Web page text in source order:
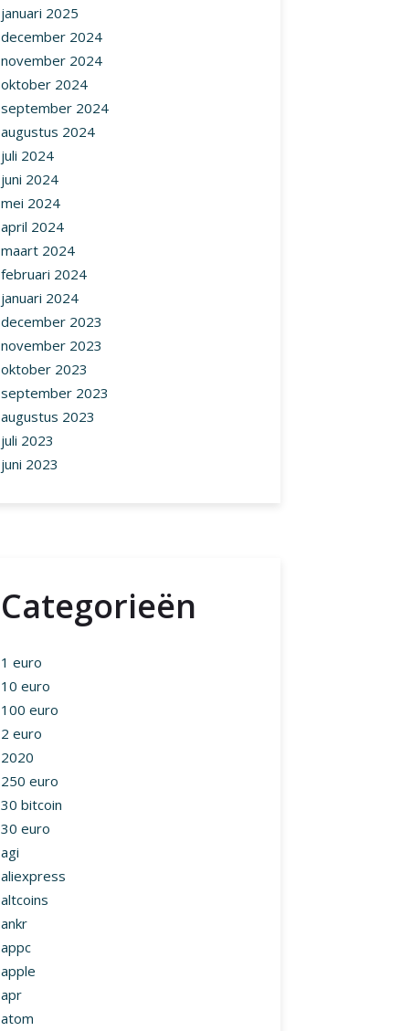
januari 2025
december 2024
november 2024
oktober 2024
september 2024
augustus 2024
juli 2024
juni 2024
mei 2024
april 2024
maart 2024
februari 2024
januari 2024
december 2023
november 2023
oktober 2023
september 2023
augustus 2023
juli 2023
juni 2023
Categorieën
1 euro
10 euro
100 euro
2 euro
2020
250 euro
30 bitcoin
30 euro
agi
aliexpress
altcoins
ankr
appc
apple
apr
atom